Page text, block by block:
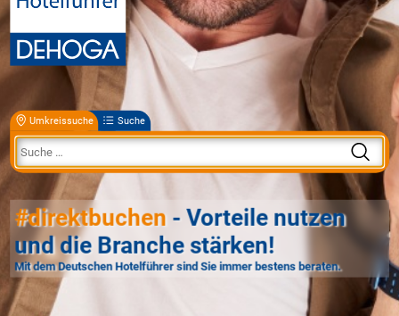
Umkreissuche Suche
#direktbuchen - Vorteile nutzen
und die Branche stärken!
Mit dem Deutschen Hotelführer sind Sie immer bestens beraten.